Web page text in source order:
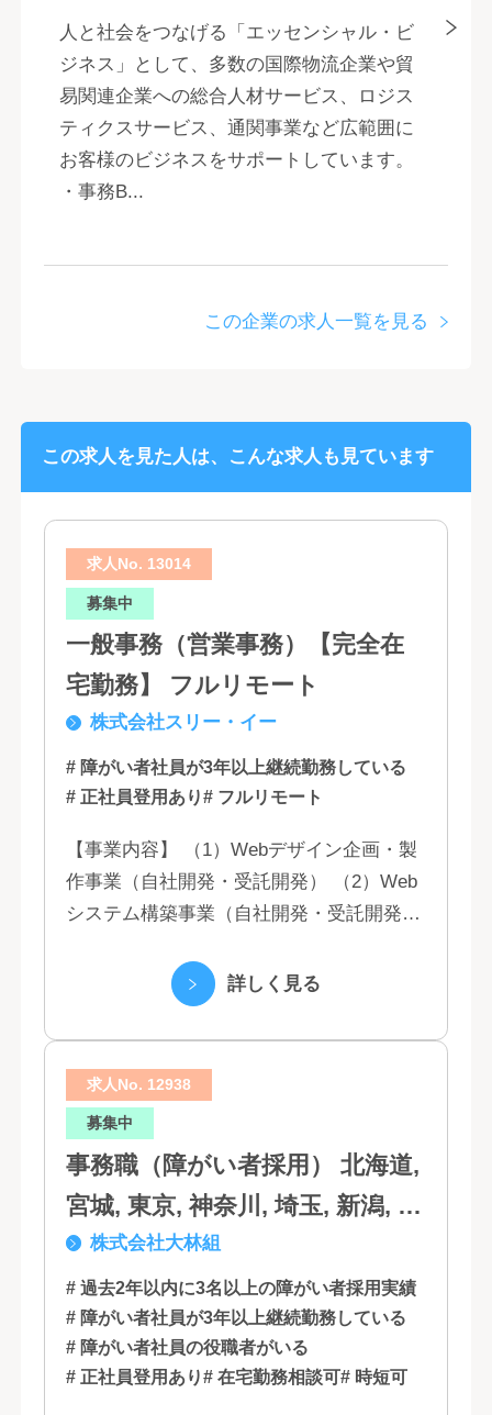
人と社会をつなげる「エッセンシャル・ビ
ジネス」として、多数の国際物流企業や貿
易関連企業への総合人材サービス、ロジス
ティクスサービス、通関事業など広範囲に
お客様のビジネスをサポートしています。
・事務B...
この企業の求人一覧を見る
この求人を見た人は、こんな求人も見ています
求人No. 13014
募集中
一般事務（営業事務）【完全在
宅勤務】 フルリモート
株式会社スリー・イー
# 障がい者社員が3年以上継続勤務している
# 正社員登用あり# フルリモート
【事業内容】 （1）Webデザイン企画・製
作事業（自社開発・受託開発） （2）Web
システム構築事業（自社開発・受託開発）
（5）営業代行業務 （6...詳しく見る
求人No. 12938
募集中
事務職（障がい者採用） 北海道,
宮城, 東京, 神奈川, 埼玉, 新潟, 愛
知, 大阪, 京都, 兵庫, 広島, 香川,
福岡
株式会社大林組
# 過去2年以内に3名以上の障がい者採用実績
# 障がい者社員が3年以上継続勤務している
# 障がい者社員の役職者がいる
# 正社員登用あり# 在宅勤務相談可# 時短可